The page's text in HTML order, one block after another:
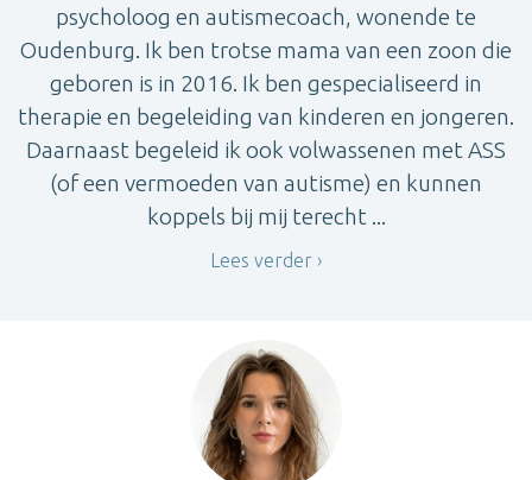
psycholoog en autismecoach, wonende te
Oudenburg. Ik ben trotse mama van een zoon die
geboren is in 2016. Ik ben gespecialiseerd in
therapie en begeleiding van kinderen en jongeren.
Daarnaast begeleid ik ook volwassenen met ASS
(of een vermoeden van autisme) en kunnen
koppels bij mij terecht ...
Lees verder